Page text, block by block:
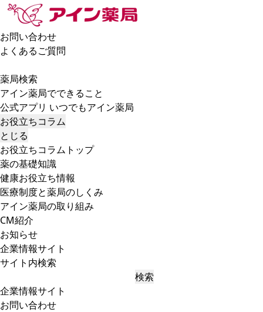
お問い合わせ
よくあるご質問
薬局検索
アイン薬局でできること
公式アプリ いつでもアイン薬局
お役立ちコラム
とじる
お役立ちコラムトップ
薬の基礎知識
健康お役立ち情報
医療制度と薬局のしくみ
アイン薬局の取り組み
CM紹介
お知らせ
企業情報サイト
サイト内検索
検索
企業情報サイト
お問い合わせ